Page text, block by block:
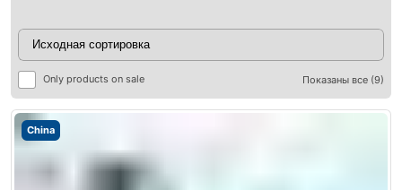
Only products on sale Показаны все (9)
China